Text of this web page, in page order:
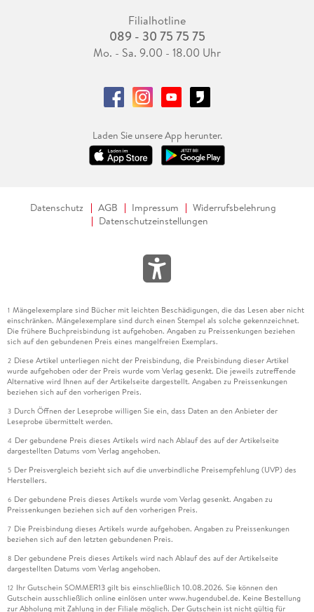
Filialhotline
089 - 30 75 75 75
Mo. - Sa. 9.00 - 18.00 Uhr
Laden Sie unsere App herunter.
Datenschutz AGB Impressum
Widerrufsbelehrung
Datenschutzeinstellungen
1 Mängelexemplare sind Bücher mit leichten Beschädigungen, die das Lesen aber nicht
einschränken. Mängelexemplare sind durch einen Stempel als solche gekennzeichnet.
Die frühere Buchpreisbindung ist aufgehoben. Angaben zu Preissenkungen beziehen
sich auf den gebundenen Preis eines mangelfreien Exemplars.
2 Diese Artikel unterliegen nicht der Preisbindung, die Preisbindung dieser Artikel
wurde aufgehoben oder der Preis wurde vom Verlag gesenkt. Die jeweils zutreffende
Alternative wird Ihnen auf der Artikelseite dargestellt. Angaben zu Preissenkungen
beziehen sich auf den vorherigen Preis.
3 Durch Öffnen der Leseprobe willigen Sie ein, dass Daten an den Anbieter der
Leseprobe übermittelt werden.
4 Der gebundene Preis dieses Artikels wird nach Ablauf des auf der Artikelseite
dargestellten Datums vom Verlag angehoben.
5 Der Preisvergleich bezieht sich auf die unverbindliche Preisempfehlung (UVP) des
Herstellers.
6 Der gebundene Preis dieses Artikels wurde vom Verlag gesenkt. Angaben zu
Preissenkungen beziehen sich auf den vorherigen Preis.
7 Die Preisbindung dieses Artikels wurde aufgehoben. Angaben zu Preissenkungen
beziehen sich auf den letzten gebundenen Preis.
8 Der gebundene Preis dieses Artikels wird nach Ablauf des auf der Artikelseite
dargestellten Datums vom Verlag angehoben.
12 Ihr Gutschein SOMMER13 gilt bis einschließlich 10.08.2026. Sie können den
Gutschein ausschließlich online einlösen unter www.hugendubel.de. Keine Bestellung
zur Abholung mit Zahlung in der Filiale möglich. Der Gutschein ist nicht gültig für